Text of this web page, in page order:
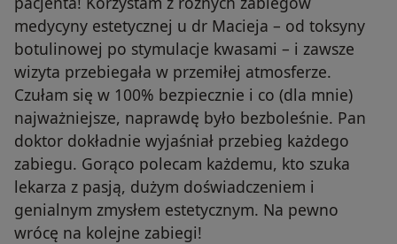
medycyny estetycznej u dr Macieja – od toksyny
botulinowej po stymulacje kwasami – i zawsze
wizyta przebiegała w przemiłej atmosferze.
Czułam się w 100% bezpiecznie i co (dla mnie)
najważniejsze, naprawdę było bezboleśnie. Pan
doktor dokładnie wyjaśniał przebieg każdego
zabiegu. Gorąco polecam każdemu, kto szuka
lekarza z pasją, dużym doświadczeniem i
genialnym zmysłem estetycznym. Na pewno
wrócę na kolejne zabiegi!